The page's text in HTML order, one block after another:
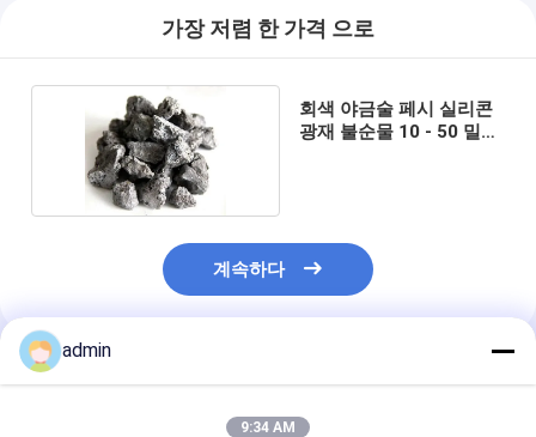
가장 저렴 한 가격 으로
회색 야금술 페시 실리콘
광재 불순물 10 - 50 밀리
계속하다
추천된 제품
admin
9:34 AM